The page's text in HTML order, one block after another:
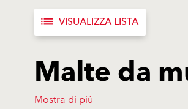
list VISUALIZZA LISTA
Malte da
Mostra di più